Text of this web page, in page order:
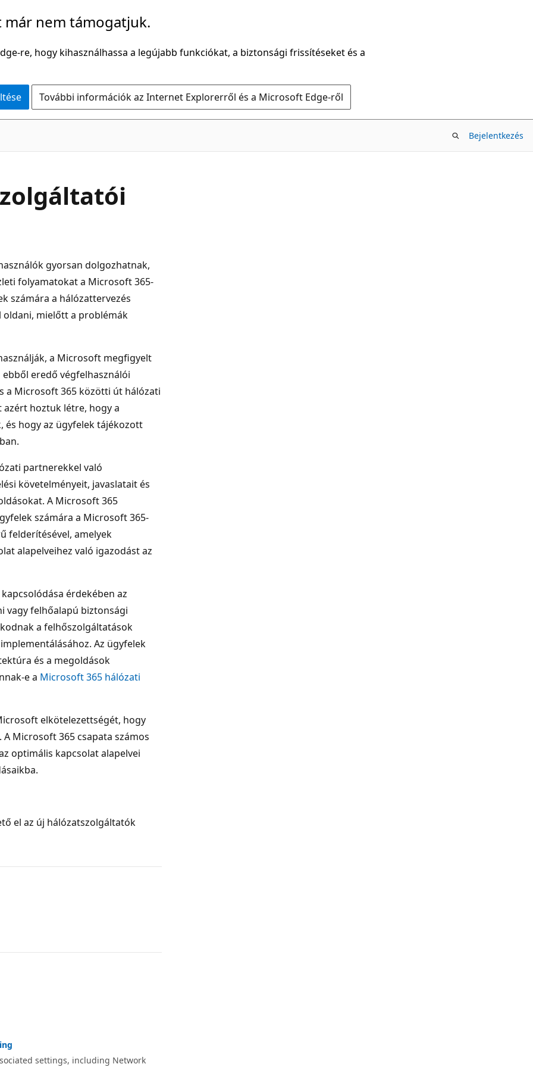
már nem támogatjuk.
re, hogy kihasználhassa a legújabb funkciókat, a biztonsági frissítéseket és a
További információk az Internet Explorerről és a Microsoft Edge-ről
Bejelentkezés
gyorsan dolgozhatnak,
folyamatokat a Microsoft 365-
számára a hálózattervezés
mielőtt a problémák
a Microsoft megfigyelt
eredő végfelhasználói
a Microsoft 365 közötti út hálózati
hoztuk létre, hogy a
hogy az ügyfelek tájékozott
partnerekkel való
követelményeit, javaslatait és
A Microsoft 365
számára a Microsoft 365-
felderítésével, amelyek
alapelveihez való igazodást az
érdekében az
vagy felhőalapú biztonsági
a felhőszolgáltatások
Az ügyfelek
és a megoldások
e a Microsoft 365 hálózati
elkötelezettségét, hogy
Microsoft 365 csapata számos
optimális kapcsolat alapelvei
el az új hálózatszolgáltatók
settings, including Network